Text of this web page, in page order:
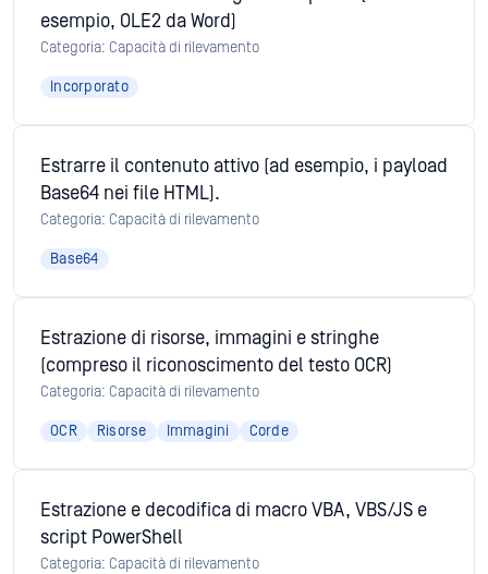
esempio, OLE2 da Word)
Categoria: Capacità di rilevamento
Incorporato
Estrarre il contenuto attivo (ad esempio, i payload
Base64 nei file HTML).
Categoria: Capacità di rilevamento
Base64
Estrazione di risorse, immagini e stringhe
(compreso il riconoscimento del testo OCR)
Categoria: Capacità di rilevamento
OCR Risorse Immagini Corde
Estrazione e decodifica di macro VBA, VBS/JS e
script PowerShell
Categoria: Capacità di rilevamento